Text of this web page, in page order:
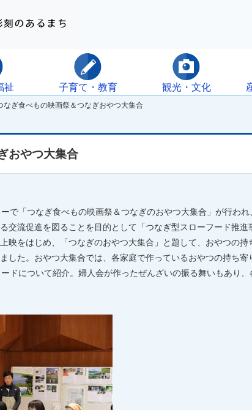
祉 子育て・教育 観光・文化
ぎ食べもの映画祭＆つなぎおやつ大集合
おやつ大集合
「つなぎ食べもの映画祭＆つなぎのおやつ大集合」が行わ
交流促進を図ることを目的として「つなぎ型スローフード推進
をはじめ、「つなぎのおやつ大集合」と題して、おやつの持
した。おやつ大集合では、各家庭で作っているおやつの持ち
ドについて紹介。婦人会が作ったぜんざいの振る舞いもあり